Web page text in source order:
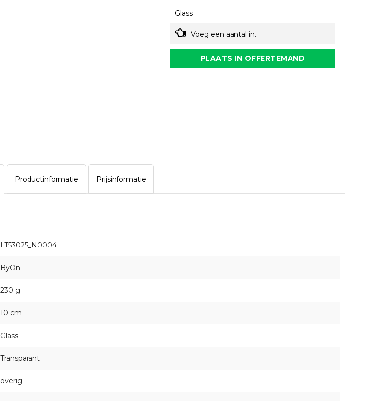
Glass
Voeg een aantal in.
PLAATS IN OFFERTEMAND
Productinformatie Prijsinformatie
LT53025_N0004
ByOn
230 g
10 cm
Glass
Transparant
overig